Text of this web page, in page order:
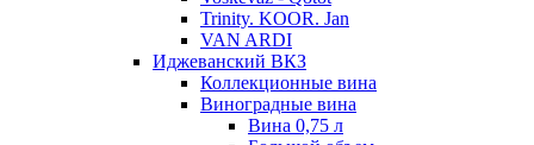
Trinity. KOOR. Jan
VAN ARDI
Иджеванский ВКЗ
Коллекционные вина
Виноградные вина
Вина 0,75 л